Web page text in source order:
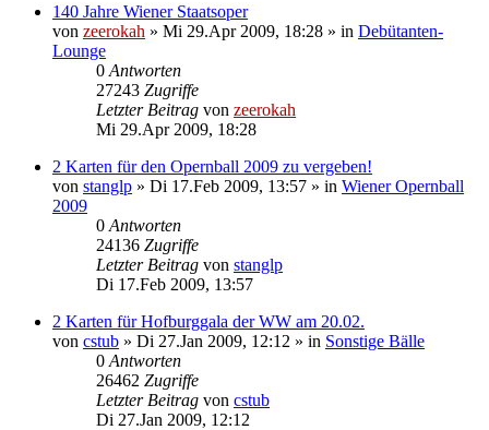
140 Jahre Wiener Staatsoper
von zeerokah » Mi 29.Apr 2009, 18:28 » in Debütanten-
Lounge
0 Antworten
27243 Zugriffe
Letzter Beitrag von zeerokah
Mi 29.Apr 2009, 18:28
2 Karten für den Opernball 2009 zu vergeben!
von stanglp » Di 17.Feb 2009, 13:57 » in Wiener Opernball
2009
0 Antworten
24136 Zugriffe
Letzter Beitrag von stanglp
Di 17.Feb 2009, 13:57
2 Karten für Hofburggala der WW am 20.02.
von cstub » Di 27.Jan 2009, 12:12 » in Sonstige Bälle
0 Antworten
26462 Zugriffe
Letzter Beitrag von cstub
Di 27.Jan 2009, 12:12